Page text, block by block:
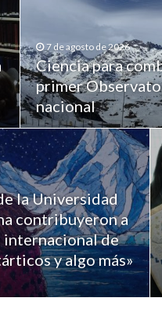
7 de agosto de 2026
Ciencia para
primer
nacional
la Universidad
contribuyeron a
de
y algo más»